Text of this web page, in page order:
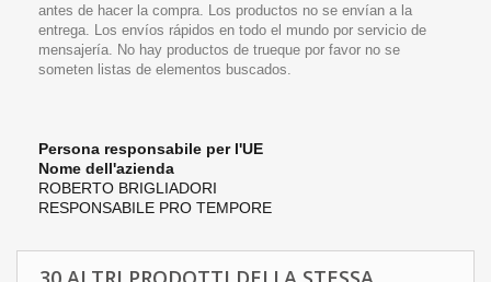
antes de hacer la compra. Los productos no se envían a la
entrega. Los envíos rápidos en todo el mundo por servicio de
mensajería. No hay productos de trueque por favor no se
someten listas de elementos buscados.
Persona responsabile per l'UE
Nome dell'azienda
ROBERTO BRIGLIADORI
RESPONSABILE PRO TEMPORE